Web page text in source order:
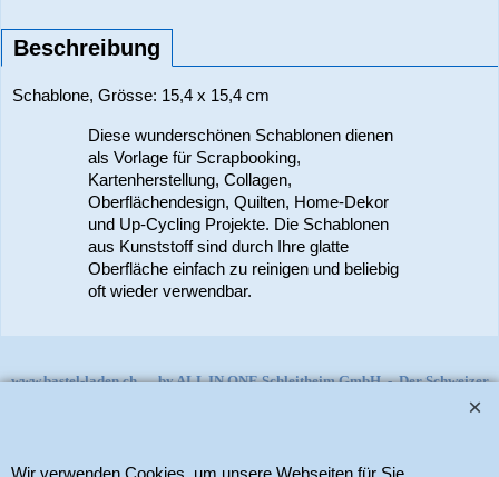
Beschreibung
Schablone, Grösse: 15,4 x 15,4 cm
Diese wunderschönen Schablonen dienen
als Vorlage für Scrapbooking,
Kartenherstellung, Collagen,
Oberflächendesign, Quilten, Home-Dekor
und Up-Cycling Projekte. Die Schablonen
aus Kunststoff sind durch Ihre glatte
Oberfläche einfach zu reinigen und beliebig
oft wieder verwendbar.
www.bastel-laden.ch –byALL IN ONE Schleitheim GmbH - Der Schweizer
Shop für Sizzix Scrapbook und Cardmaking Produkte. Copyright 2025 Alle
Wir verwenden Cookies, um unsere Webseiten für Sie